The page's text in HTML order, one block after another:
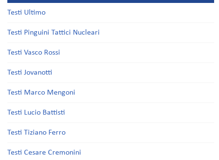
Testi Ultimo
Testi Pinguini Tattici Nucleari
Testi Vasco Rossi
Testi Jovanotti
Testi Marco Mengoni
Testi Lucio Battisti
Testi Tiziano Ferro
Testi Cesare Cremonini